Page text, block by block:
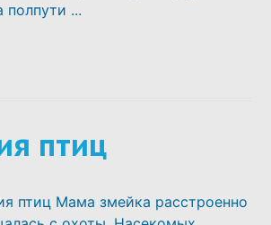
полпути ...
птиц
птиц Мама змейка расстроенно